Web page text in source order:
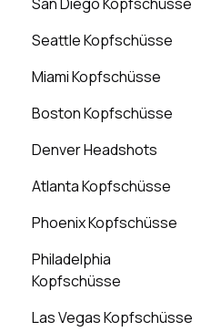
Seattle Kopfschüsse
Miami Kopfschüsse
Boston Kopfschüsse
Denver Headshots
Atlanta Kopfschüsse
Phoenix Kopfschüsse
Philadelphia
Kopfschüsse
Las Vegas Kopfschüsse